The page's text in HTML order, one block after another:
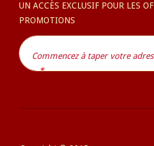
UN ACCÈS EXCLUSIF POUR LES
PROMOTIONS
Commencez à taper votre
..*